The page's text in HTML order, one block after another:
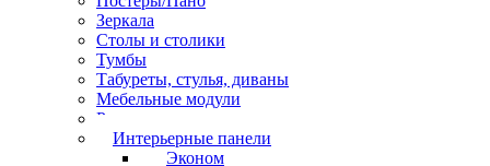
Зеркала
Столы и столики
Тумбы
Табуреты, стулья, диваны
Мебельные модули
Рамы под картины
Интерьерные панели
Эконом